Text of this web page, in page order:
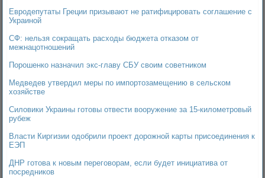
Евродепутаты Греции призывают не ратифицировать соглашение с
Украиной
СФ: нельзя сокращать расходы бюджета отказом от
межнацотношений
Порошенко назначил экс-главу СБУ своим советником
Медведев утвердил меры по импортозамещению в сельском
хозяйстве
Силовики Украины готовы отвести вооружение за 15-километровый
рубеж
Власти Киргизии одобрили проект дорожной карты присоединения к
ЕЭП
ДНР готова к новым переговорам, если будет инициатива от
посредников